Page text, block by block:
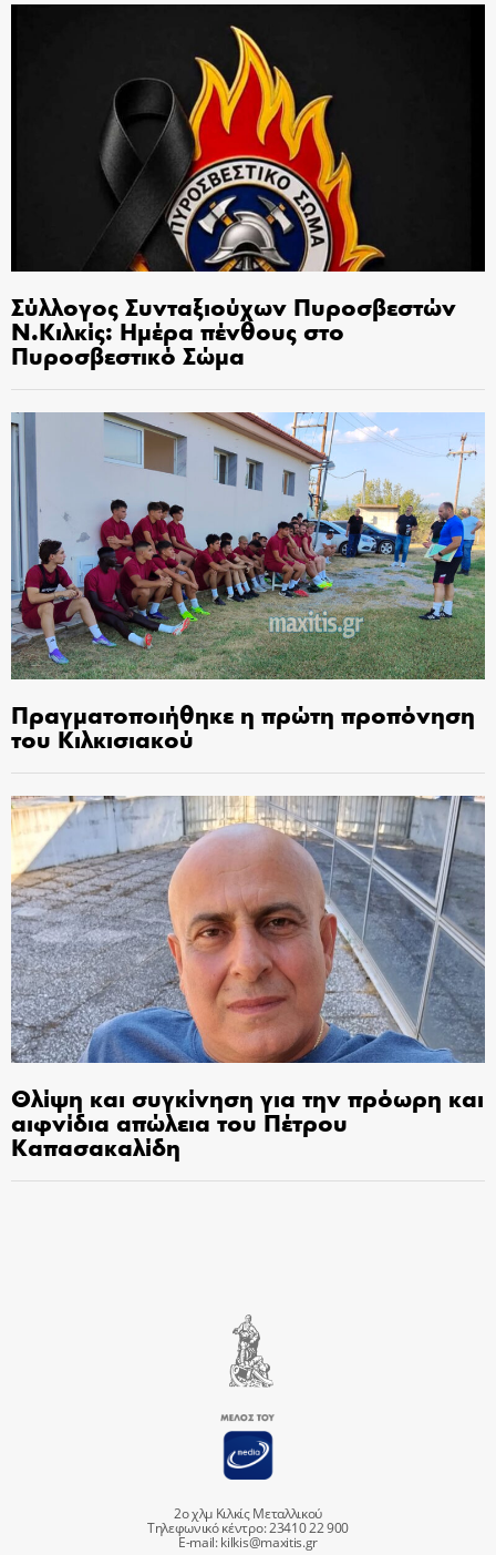
Σύλλογος Συνταξιούχων Πυροσβεστών
Ν.Κιλκίς: Ημέρα πένθους στο
Πυροσβεστικό Σώμα
Πραγματοποιήθηκε η πρώτη προπόνηση
του Κιλκισιακού
Θλίψη και συγκίνηση για την πρόωρη και
αιφνίδια απώλεια του Πέτρου
Καπασακαλίδη
2ο χλμ Κιλκίς Μεταλλικού
Τηλεφωνικό κέντρο: 23410 22 900
E-mail:kilkis@maxitis.gr